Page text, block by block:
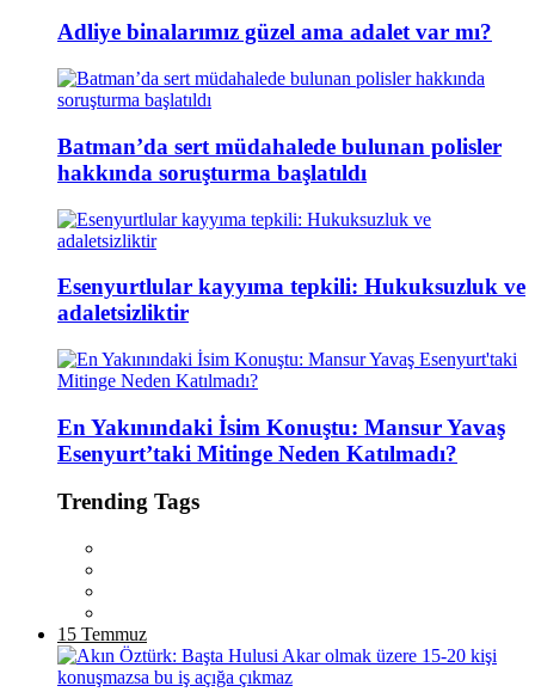
Adliye binalarımız güzel ama adalet var mı?
Batman’da sert müdahalede bulunan polisler
hakkında soruşturma başlatıldı
Esenyurtlular kayyıma tepkili: Hukuksuzluk ve
adaletsizliktir
En Yakınındaki İsim Konuştu: Mansur Yavaş
Esenyurt’taki Mitinge Neden Katılmadı?
Trending Tags
15 Temmuz